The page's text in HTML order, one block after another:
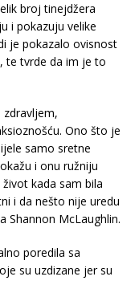
broj tinejdžera
i pokazuju velike
je pokazalo ovisnost
te tvrde da im je to
zdravljem,
Ono što je
samo sretne
i onu ružniju
kada sam bila
i da nešto nije uredu
Shannon McLaughlin.
poredila sa
su uzdizane jer su